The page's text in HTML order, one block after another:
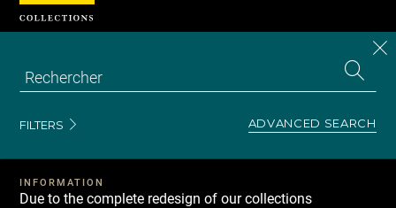
FILTERS ADVANCED SEARCH
INFORMATION
Due to the complete redesign of our collections
Cookies management panel